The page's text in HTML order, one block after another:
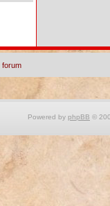
forum
Powered by phpBB ©